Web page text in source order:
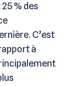
% des
C’est
à